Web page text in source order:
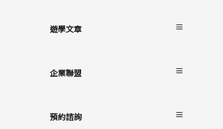
遊學文章
遊學懶人包
語言學校/生活
企業聯盟
上學院留學
遊學隨身秘書APP
預約諮詢